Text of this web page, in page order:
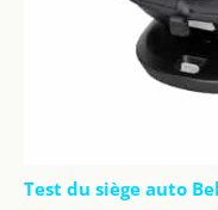
Test du siège auto